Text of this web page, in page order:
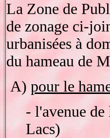
La Zone de
de zonage ci-
urbanisées à
du hameau de
A) pour le
- l'avenue
Lacs)